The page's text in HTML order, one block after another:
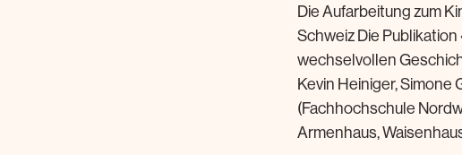
Die Aufarbeitung zum
Schweiz Die
wechselvollen
Kevin Heiniger,
(Fachhochschule
Armenhaus,